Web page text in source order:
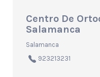
Centro De
Salamanca
Salamanca
923213231